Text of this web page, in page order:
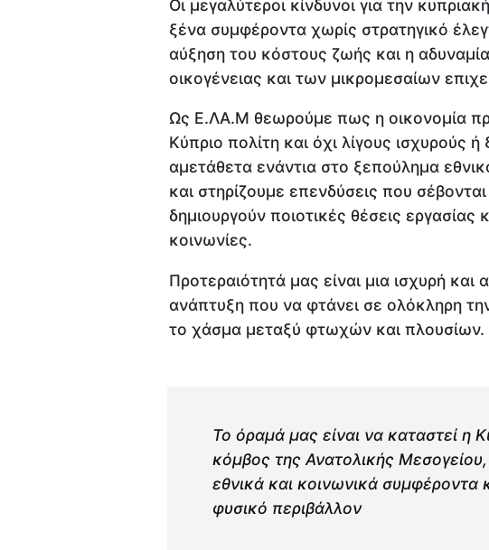
Οι μεγαλύτεροι κίνδυνοι για την
ξένα συμφέροντα χωρίς στρατηγικό
αύξηση του κόστους ζωής και η
οικογένειας και των μικρομεσαίων
Ως Ε.ΛΑ.Μ θεωρούμε πως η οικονομία
Κύπριο πολίτη και όχι λίγους ισχυρούς
αμετάθετα ενάντια στο ξεπούλημα
και στηρίζουμε επενδύσεις που
δημιουργούν ποιοτικές θέσεις εργασίας
κοινωνίες.
Προτεραιότητά μας είναι μια ισχυρή
ανάπτυξη που να φτάνει σε ολόκληρη
το χάσμα μεταξύ φτωχών και πλουσίων.
Το όραμά μας είναι να καταστεί η
κόμβος της Ανατολικής
εθνικά και κοινωνικά συμφέροντα
φυσικό περιβάλλον